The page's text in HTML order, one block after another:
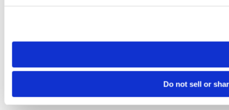
need to be set again.
Do not sell or